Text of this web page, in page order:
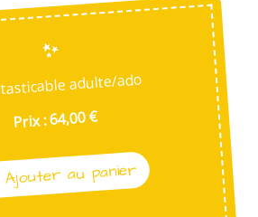
adulte/ado
Prix : 64,00 €
au panier